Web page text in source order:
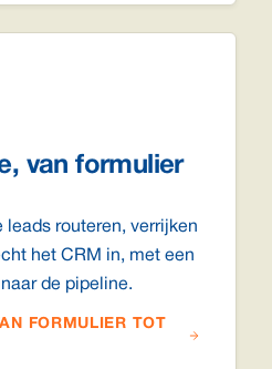
van formulier
leads routeren, verrijken
het CRM in, met een
de pipeline.
FORMULIER TOT